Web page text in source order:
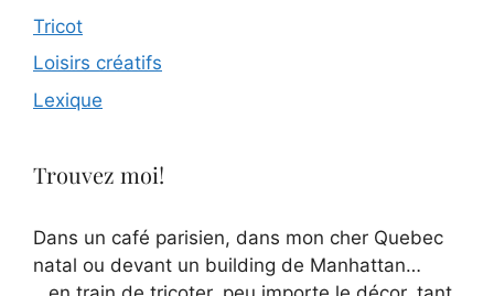
Tricot
Loisirs créatifs
Lexique
Trouvez moi!
Dans un café parisien, dans mon cher Quebec
natal ou devant un building de Manhattan…